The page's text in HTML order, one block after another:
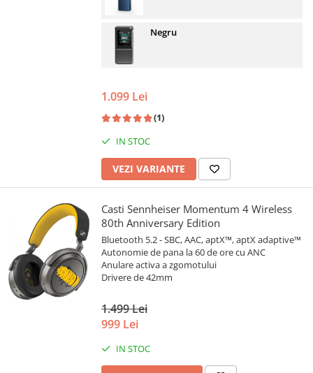
Negru
1.099 Lei
(1)
IN STOC
VEZI VARIANTE
Casti Sennheiser Momentum 4 Wireless
80th Anniversary Edition
Bluetooth 5.2 - SBC, AAC, aptX™, aptX adaptive™
Autonomie de pana la 60 de ore cu ANC
Anulare activa a zgomotului
Drivere de 42mm
1.499 Lei
999 Lei
IN STOC